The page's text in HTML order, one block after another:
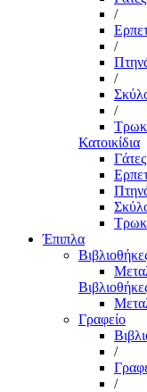
/
/
/
/
Κατοικίδια
Γάτες
Έπιπλα
Γραφείο
/
/